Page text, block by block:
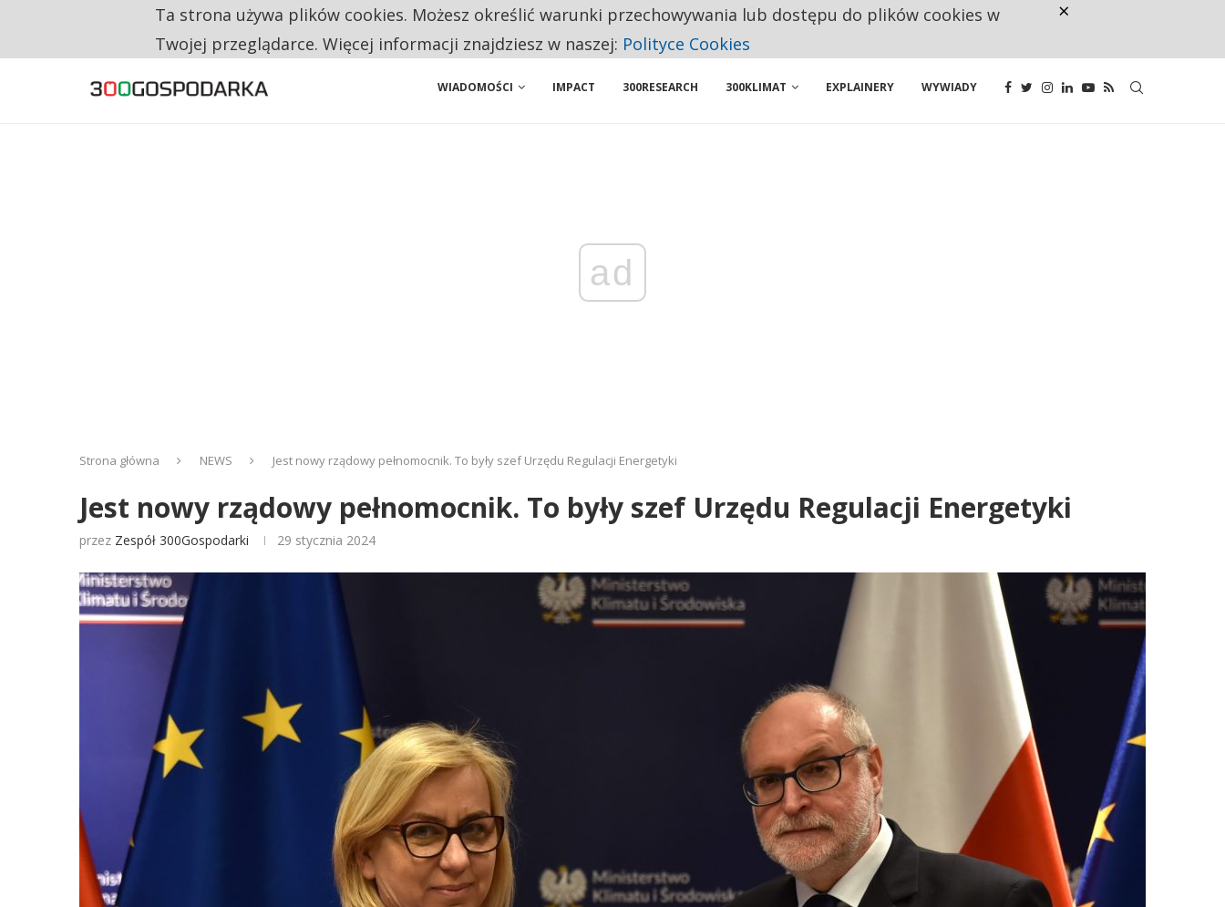
CO TRZECIĄ ZŁOTÓWKĘ Z EMERYTURY SENIORZY PRZEZNACZAJĄ NA PODSTAWOWE ZAKUPY
WIADOMOŚCI IMPACT 300RESEARCH 300KLIMAT EXPLAINERY WYWIADY
ad
Strona główna NEWS Jest nowy rządowy pełnomocnik. To były szef Urzędu Regulacji Energetyki
Jest nowy rządowy pełnomocnik. To były szef Urzędu Regulacji Energetyki
przez Zespół 300Gospodarki 29 stycznia 2024
Ta strona używa plików cookies. Możesz określić warunki przechowywania lub dostępu do plików cookies w
Twojej przeglądarce. Więcej informacji znajdziesz w naszej: Polityce Cookies
×